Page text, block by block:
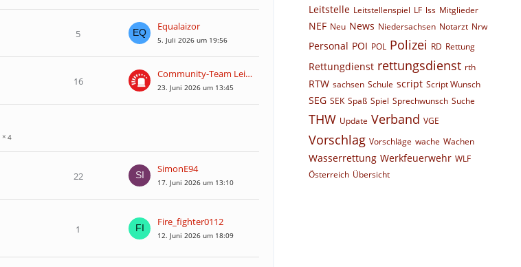
5
Equalaizor
5. Juli 2026 um 19:56
16
Community-Team Leitstellenspiel
23. Juni 2026 um 13:45
4
22
SimonE94
17. Juni 2026 um 13:10
1
Fire_fighter0112
12. Juni 2026 um 18:09
Leitstelle Leitstellenspiel LF lss Mitglieder
NEF Neu News Niedersachsen Notarzt Nrw
Personal POI POL Polizei RD Rettung
Rettungdienst rettungsdienst rth
RTW sachsen Schule script Script Wunsch
SEG SEK Spaß Spiel Sprechwunsch Suche
THW Update Verband VGE
Vorschlag Vorschläge wache Wachen
Wasserrettung Werkfeuerwehr WLF
Österreich Übersicht